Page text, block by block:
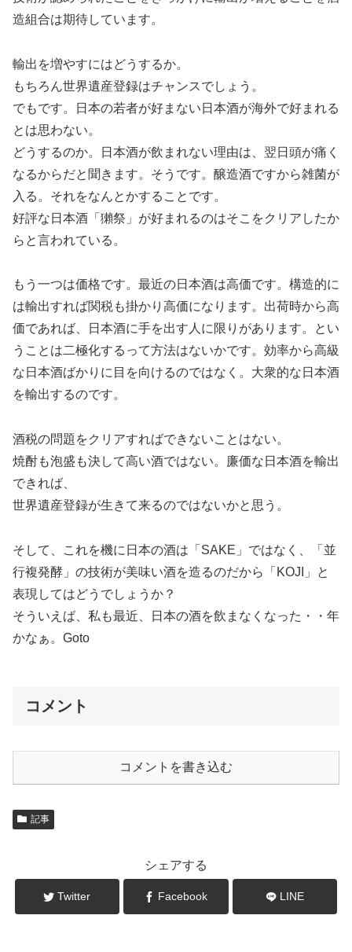
造組合は期待しています。
輸出を増やすにはどうするか。
もちろん世界遺産登録はチャンスでしょう。
でもです。日本の若者が好まない日本酒が海外で好まれる
とは思わない。
どうするのか。日本酒が飲まれない理由は、翌日頭が痛く
なるからだと聞きます。そうです。醸造酒ですから雑菌が
入る。それをなんとかすることです。
好評な日本酒「獺祭」が好まれるのはそこをクリアしたか
らと言われている。
もう一つは価格です。最近の日本酒は高価です。構造的に
は輸出すれば関税も掛かり高価になります。出荷時から高
価であれば、日本酒に手を出す人に限りがあります。とい
うことは二極化するって方法はないかです。効率から高級
な日本酒ばかりに目を向けるのではなく。大衆的な日本酒
を輸出するのです。
酒税の問題をクリアすればできないことはない。
焼酎も泡盛も決して高い酒ではない。廉価な日本酒を輸出
できれば、
世界遺産登録が生きて来るのではないかと思う。
そして、これを機に日本の酒は「SAKE」ではなく、「並
行複発酵」の技術が美味い酒を造るのだから「KOJI」と
表現してはどうでしょうか？
そういえば、私も最近、日本の酒を飲まなくなった・・年
かなぁ。Goto
コメント
コメントを書き込む
記事
シェアする
Twitter Facebook LINE